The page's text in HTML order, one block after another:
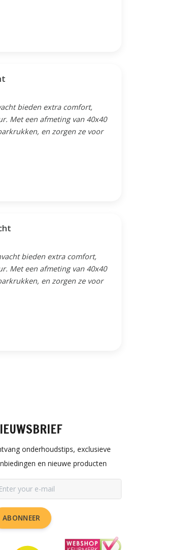
bieden extra comfort,
Met een afmeting van 40x40
en zorgen ze voor
bieden extra comfort,
Met een afmeting van 40x40
en zorgen ze voor
onderhoudstips, exclusieve
en nieuwe producten
ABONNEER